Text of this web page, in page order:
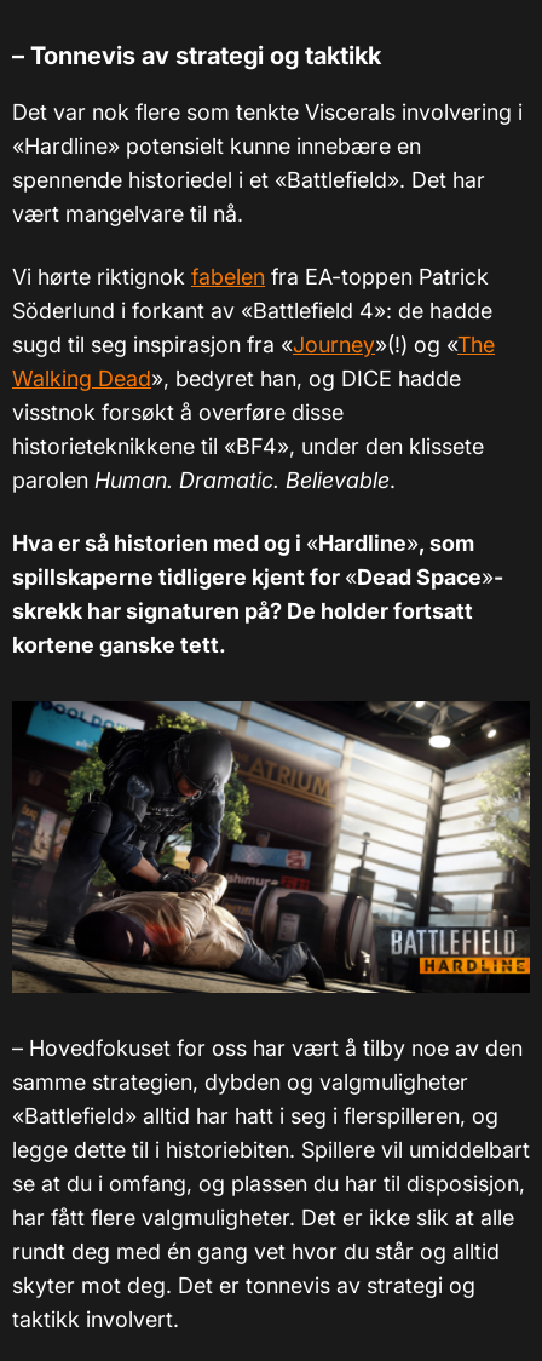
– Tonnevis av strategi og taktikk
Det var nok flere som tenkte Viscerals involvering i
«Hardline» potensielt kunne innebære en
spennende historiedel i et «Battlefield». Det har
vært mangelvare til nå.
Vi hørte riktignok fabelen fra EA-toppen Patrick
Söderlund i forkant av «Battlefield 4»: de hadde
sugd til seg inspirasjon fra «Journey»(!) og «The
Walking Dead», bedyret han, og DICE hadde
visstnok forsøkt å overføre disse
historieteknikkene til «BF4», under den klissete
parolen Human. Dramatic. Believable.
Hva er så historien med og i «Hardline», som
spillskaperne tidligere kjent for «Dead Space»-
skrekk har signaturen på? De holder fortsatt
kortene ganske tett.
– Hovedfokuset for oss har vært å tilby noe av den
samme strategien, dybden og valgmuligheter
«Battlefield» alltid har hatt i seg i flerspilleren, og
legge dette til i historiebiten. Spillere vil umiddelbart
se at du i omfang, og plassen du har til disposisjon,
har fått flere valgmuligheter. Det er ikke slik at alle
rundt deg med én gang vet hvor du står og alltid
skyter mot deg. Det er tonnevis av strategi og
taktikk involvert.